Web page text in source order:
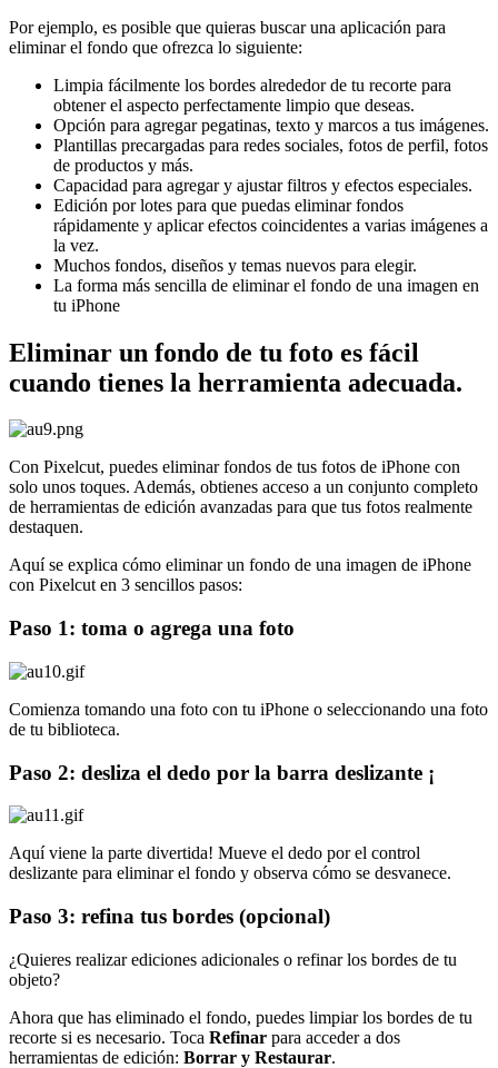
Por ejemplo, es posible que quieras buscar una aplicación para
eliminar el fondo que ofrezca lo siguiente:
Limpia fácilmente los bordes alrededor de tu recorte para
obtener el aspecto perfectamente limpio que deseas.
Opción para agregar pegatinas, texto y marcos a tus imágenes.
Plantillas precargadas para redes sociales, fotos de perfil, fotos
de productos y más.
Capacidad para agregar y ajustar filtros y efectos especiales.
Edición por lotes para que puedas eliminar fondos
rápidamente y aplicar efectos coincidentes a varias imágenes a
la vez.
Muchos fondos, diseños y temas nuevos para elegir.
La forma más sencilla de eliminar el fondo de una imagen en
tu iPhone
Eliminar un fondo de tu foto es fácil
cuando tienes la herramienta adecuada.
Con Pixelcut, puedes eliminar fondos de tus fotos de iPhone con
solo unos toques. Además, obtienes acceso a un conjunto completo
de herramientas de edición avanzadas para que tus fotos realmente
destaquen.
Aquí se explica cómo eliminar un fondo de una imagen de iPhone
con Pixelcut en 3 sencillos pasos:
Paso 1: toma o agrega una foto
Comienza tomando una foto con tu iPhone o seleccionando una foto
de tu biblioteca.
Paso 2: desliza el dedo por la barra deslizante ¡
Aquí viene la parte divertida! Mueve el dedo por el control
deslizante para eliminar el fondo y observa cómo se desvanece.
Paso 3: refina tus bordes (opcional)
¿Quieres realizar ediciones adicionales o refinar los bordes de tu
objeto?
Ahora que has eliminado el fondo, puedes limpiar los bordes de tu
recorte si es necesario. Toca Refinar para acceder a dos
herramientas de edición: Borrar y Restaurar.